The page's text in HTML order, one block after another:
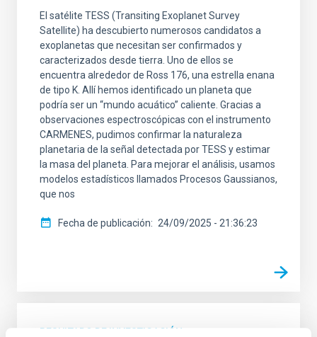
El satélite TESS (Transiting Exoplanet Survey
Satellite) ha descubierto numerosos candidatos a
exoplanetas que necesitan ser confirmados y
caracterizados desde tierra. Uno de ellos se
encuentra alrededor de Ross 176, una estrella enana
de tipo K. Allí hemos identificado un planeta que
podría ser un “mundo acuático” caliente. Gracias a
observaciones espectroscópicas con el instrumento
CARMENES, pudimos confirmar la naturaleza
planetaria de la señal detectada por TESS y estimar
la masa del planeta. Para mejorar el análisis, usamos
modelos estadísticos llamados Procesos Gaussianos,
que nos
Fecha de publicación 24/09/2025 - 21:36:23
RESULTADO DE INVESTIGACIÓN